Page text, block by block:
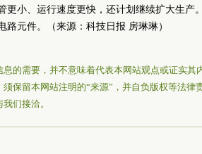
更小、运行速度更快，还计划继续扩大生产
元件。（来源：科技日报 房琳琳）
的需要，并不意味着代表本网站观点或证实其
保留本网站注明的“来源”，并自负版权等法律
们接洽。